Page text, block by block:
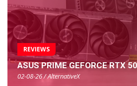
REVIEWS
ASUS PRIME GEFORCE RTX
02-08-26 / AlternativeX